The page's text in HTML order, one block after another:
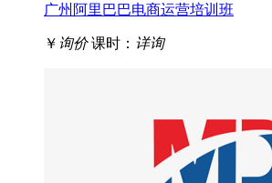
广州阿里巴巴电商运营培训班
￥ 询价 课时： 详询